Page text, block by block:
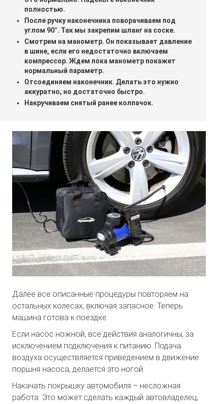
полностью.
После ручку наконечника поворачиваем под
углом 90°. Так мы закрепим шланг на соске.
Смотрим на манометр. Он показывает давление
в шине, если его недостаточно включаем
компрессор. Ждем пока манометр покажет
нормальный параметр.
Отсоединяем наконечник. Делать это нужно
аккуратно, но достаточно быстро.
Накручиваем снятый ранее колпачок.
Далее все описанные процедуры повторяем на
остальных колесах, включая запасное. Теперь
машина готова к поездке.
Если насос ножной, все действия аналогичны, за
исключением подключения к питанию. Подача
воздуха осуществляется приведением в движение
поршня насоса, делается это ногой.
Накачать покрышку автомобиля – несложная
работа. Это может сделать каждый автовладелец,